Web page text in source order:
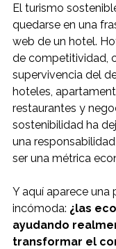
El turismo
quedarse en una
web de un hotel.
de competitividad,
supervivencia del
hoteles,
restaurantes y
sostenibilidad ha
una
ser una métrica
Y aquí aparece una
incómoda: ¿las
ayudando
transformar el